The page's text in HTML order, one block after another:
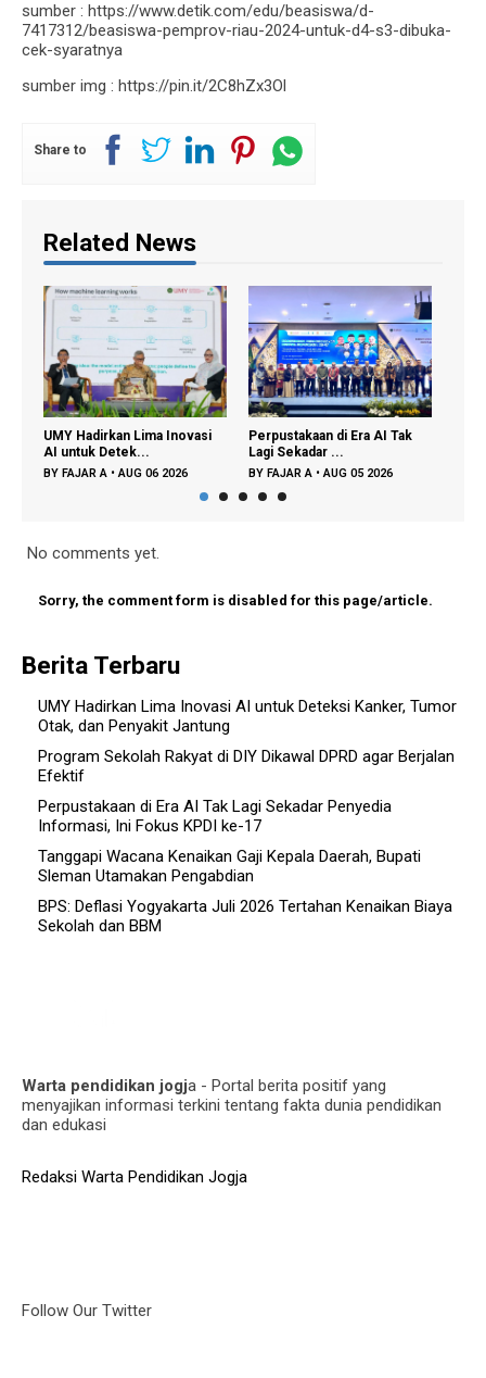
sumber : https://www.detik.com/edu/beasiswa/d-
7417312/beasiswa-pemprov-riau-2024-untuk-d4-s3-dibuka-
cek-syaratnya
sumber img : https://pin.it/2C8hZx3Ol
Share to
Related News
Lima Inovasi
Detek...
AUG 06 2026
Perpustakaan di Era AI Tak
Lagi Sekadar ...
BYFAJAR A AUG 05 2026
Partisipasi
BYFAJAR A
No comments yet.
Sorry, the comment form is disabled for this page/article.
Berita Terbaru
UMY Hadirkan Lima Inovasi AI untuk Deteksi Kanker, Tumor
Otak, dan Penyakit Jantung
Program Sekolah Rakyat di DIY Dikawal DPRD agar Berjalan
Efektif
Perpustakaan di Era AI Tak Lagi Sekadar Penyedia
Informasi, Ini Fokus KPDI ke-17
Tanggapi Wacana Kenaikan Gaji Kepala Daerah, Bupati
Sleman Utamakan Pengabdian
BPS: Deflasi Yogyakarta Juli 2026 Tertahan Kenaikan Biaya
Sekolah dan BBM
Warta pendidikan jogja - Portal berita positif yang
menyajikan informasi terkini tentang fakta dunia pendidikan
dan edukasi
Redaksi Warta Pendidikan Jogja
Follow Our Twitter